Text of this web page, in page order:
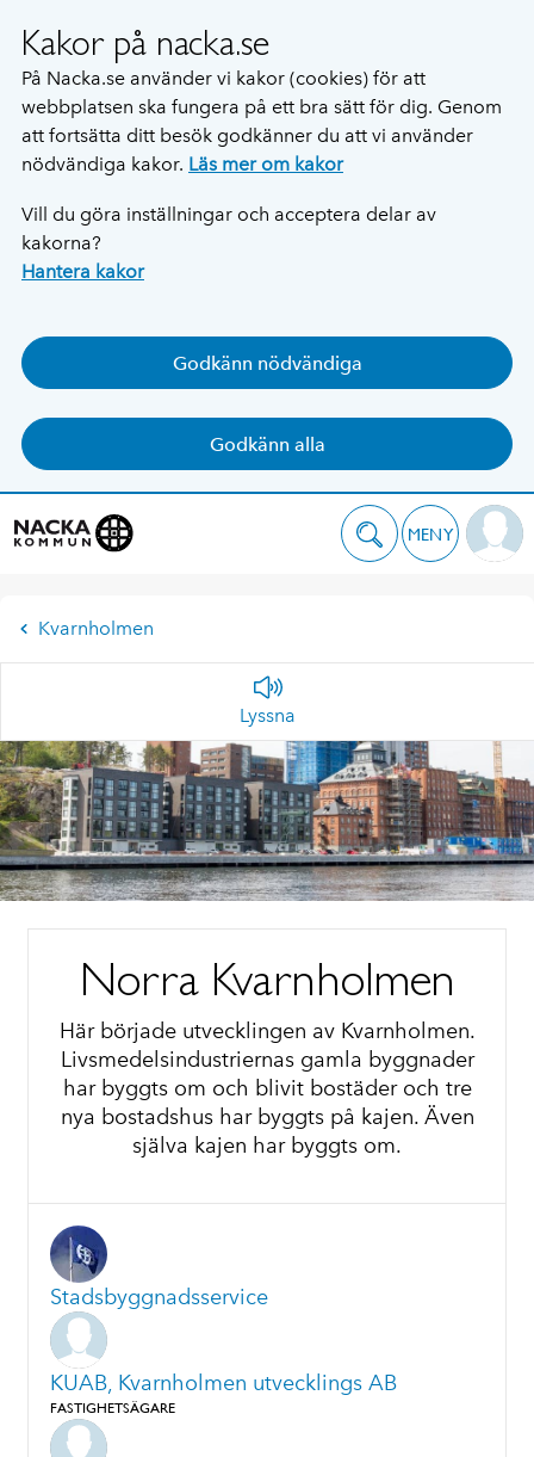
Kakor på nacka.se
På Nacka.se använder vi kakor (cookies) för att
webbplatsen ska fungera på ett bra sätt för dig. Genom
att fortsätta ditt besök godkänner du att vi använder
nödvändiga kakor. Läs mer om kakor
Vill du göra inställningar och acceptera delar av
kakorna?
Hantera kakor
Godkänn nödvändiga
Godkänn alla
MENY
Kvarnholmen
Lyssna
Norra Kvarnholmen
Här började utvecklingen av Kvarnholmen.
Livsmedelsindustriernas gamla byggnader
har byggts om och blivit bostäder och tre
nya bostadshus har byggts på kajen. Även
själva kajen har byggts om.
Stadsbyggnadsservice
KUAB, Kvarnholmen utvecklings AB
FASTIGHETSÄGARE